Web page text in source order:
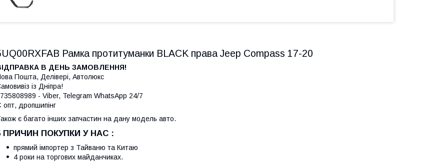
Рамка протитуманки BLACK права Jeep Compass 17-20
В ДЕНЬ ЗАМОВЛЕННЯ!
Пошта, Делівері, Автолюкс
із Дніпра!
- Viber, Telegram WhatsApp 24/7
опт, дропшипінг
є багато інших запчастин на дану модель авто.
ПРИЧИН ПОКУПКИ У НАС :
прямий імпортер з Тайваню та Китаю
4 роки на торгових майданчиках.